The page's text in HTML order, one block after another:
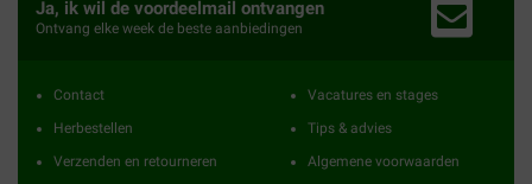
Ja, ik wil de voordeelmail ontvangen
Ontvang elke week de beste aanbiedingen
Contact
Herbestellen
Verzenden en retourneren
Vacatures en stages
Tips & advies
Algemene voorwaarden